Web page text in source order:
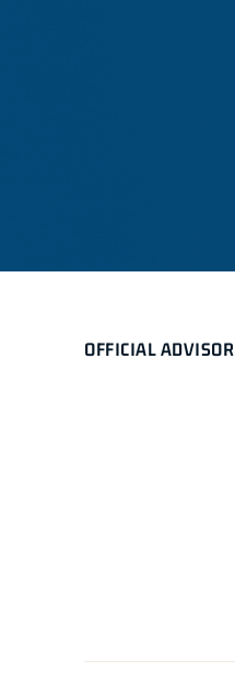
OFFICIAL ADVISOR